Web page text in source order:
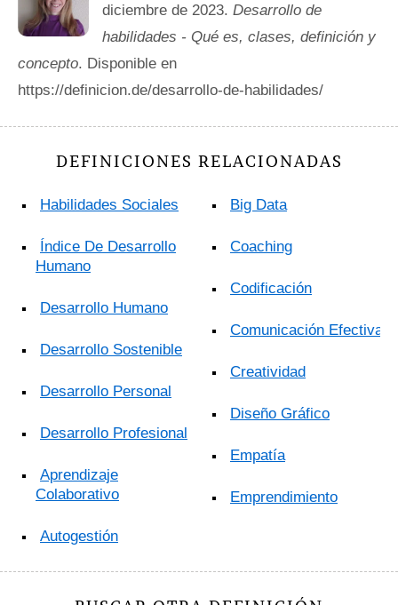
diciembre de 2023. Desarrollo de
habilidades - Qué es, clases, definición y
concepto. Disponible en
https://definicion.de/desarrollo-de-habilidades/
DEFINICIONES RELACIONADAS
Habilidades Sociales
Índice De Desarrollo
Humano
Desarrollo Humano
Desarrollo Sostenible
Desarrollo Personal
Desarrollo Profesional
Aprendizaje
Colaborativo
Autogestión
Big Data
Coaching
Codificación
Comunicación Efectiva
Creatividad
Diseño Gráfico
Empatía
Emprendimiento